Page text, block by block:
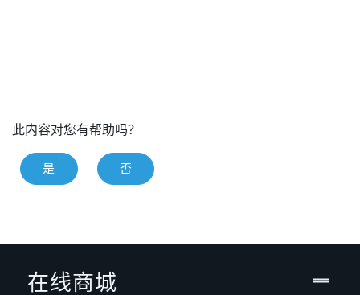
此内容对您有帮助吗？
是 否
在线商城